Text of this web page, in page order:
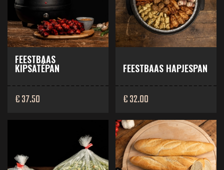
FEESTBAAS
KIPSATÉPAN
€ 37.50
FEESTBAAS HAPJESPAN
€ 32.00